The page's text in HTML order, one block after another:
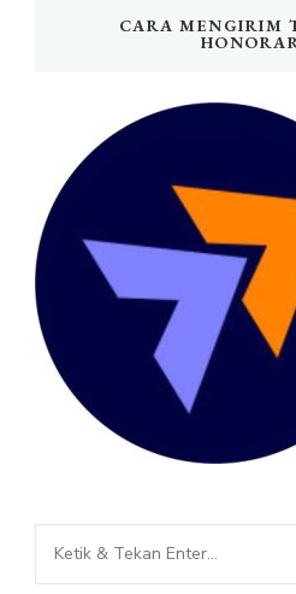
CARA MENGIRIM
Mencari
Sesuatu?